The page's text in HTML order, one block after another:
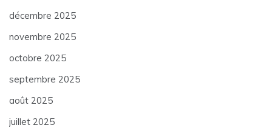
décembre 2025
novembre 2025
octobre 2025
septembre 2025
août 2025
juillet 2025